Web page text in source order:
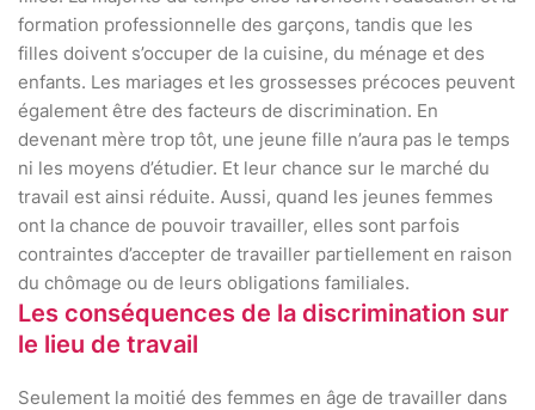
formation professionnelle des garçons, tandis que les
filles doivent s’occuper de la cuisine, du ménage et des
enfants. Les mariages et les grossesses précoces peuvent
également être des facteurs de discrimination. En
devenant mère trop tôt, une jeune fille n’aura pas le temps
ni les moyens d’étudier. Et leur chance sur le marché du
travail est ainsi réduite. Aussi, quand les jeunes femmes
ont la chance de pouvoir travailler, elles sont parfois
contraintes d’accepter de travailler partiellement en raison
du chômage ou de leurs obligations familiales.
Les conséquences de la discrimination sur
le lieu de travail
Seulement la moitié des femmes en âge de travailler dans